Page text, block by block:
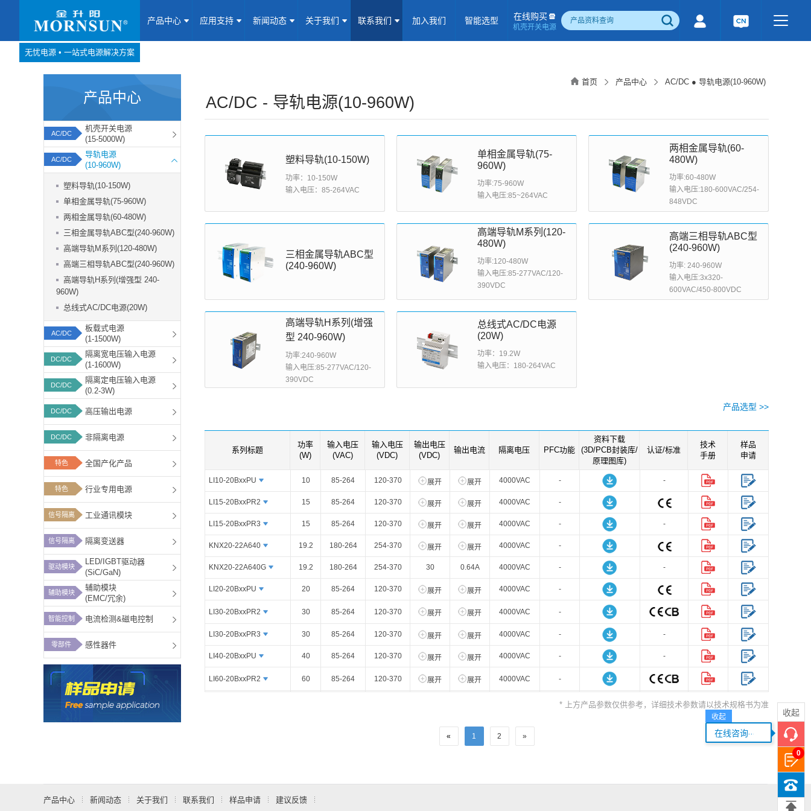
无忧电源 • 一站式电源解决方案
产品中心 应用支持 新闻动态 关于我们 联系我们 加入我们 智能选型 在线购买
机壳开关电源
网站地图
Website map
隔离变送器
应用支持
企业动态 产品动态
关于我们 企业简介 企业文化
联系我们
加入我们
功能板块
产品中心
AC/DC
机壳开关电源
(15-5000W)
AC/DC
导轨电源
(10-960W)
塑料导轨(10-150W)
单相金属导轨(75-960W)
两相金属导轨(60-480W)
三相金属导轨ABC型(240-960W)
高端导轨M系列(120-480W)
高端三相导轨ABC型(240-960W)
高端导轨H系列(增强型 240-
960W)
总线式AC/DC电源(20W)
AC/DC
板载式电源
(1-1500W)
DC/DC
隔离宽电压输入电源
(1-1600W)
DC/DC
隔离定电压输入电源
(0.2-3W)
DC/DC 高压输出电源
DC/DC 非隔离电源
特色 全国产化产品
特色 行业专用电源
信号隔离 工业通讯模块
信号隔离 隔离变送器
驱动模块
LED/IGBT驱动器
(SiC/GaN)
辅助模块
辅助模块
(EMC/冗余)
智能控制 电流检测&磁电控制
零部件 感性器件
首页 产品中心 AC/DC ● 导轨电源(10-960W)
AC/DC - 导轨电源(10-960W)
塑料导轨(10-150W)
功率：10-150W
输入电压：85-264VAC
单相金属导轨(75-
960W)
功率:75-960W
输入电压:85~264VAC
两相金属导轨(60-
480W)
功率:60-480W
输入电压:180-600VAC/254-
848VDC
三相金属导轨ABC型
(240-960W)
高端导轨M系列(120-
480W)
功率:120-480W
输入电压:85-277VAC/120-
390VDC
高端三相导轨ABC型
(240-960W)
功率: 240-960W
输入电压:3x320-
600VAC/450-800VDC
高端导轨H系列(增强
型 240-960W)
功率:240-960W
输入电压:85-277VAC/120-
390VDC
总线式AC/DC电源
(20W)
功率：19.2W
输入电压：180-264VAC
产品选型 >>
系列标题
功率
(W)
输入电压
(VAC)
输入电压
(VDC)
输出电压
(VDC)
输出电流 隔离电压 PFC功能
资料下载
(3D/PCB封装库/
原理图库)
认证/标准
技术
手册
样品
申请
LI10-20BxxPU 10 85-264 120-370 展开 展开 4000VAC - -
LI15-20BxxPR2 15 85-264 120-370 展开 展开 4000VAC -
LI15-20BxxPR3 15 85-264 120-370 展开 展开 4000VAC - -
KNX20-22A640 19.2 180-264 254-370 展开 展开 4000VAC -
KNX20-22A640G 19.2 180-264 254-370 30 0.64A 4000VAC - -
LI20-20BxxPU 20 85-264 120-370 展开 展开 4000VAC -
LI30-20BxxPR2 30 85-264 120-370 展开 展开 4000VAC -
LI30-20BxxPR3 30 85-264 120-370 展开 展开 4000VAC - -
LI40-20BxxPU 40 85-264 120-370 展开 展开 4000VAC - -
LI60-20BxxPR2 60 85-264 120-370 展开 展开 4000VAC -
-
展开 展开
展开 展开 4000VAC
* 上方产品参数仅供参考，详细技术参数请以技术规格书为准
« 1 2 »
收起
收起
在线咨询
0
产品中心 新闻动态 关于我们 联系我们 样品申请 建议反馈